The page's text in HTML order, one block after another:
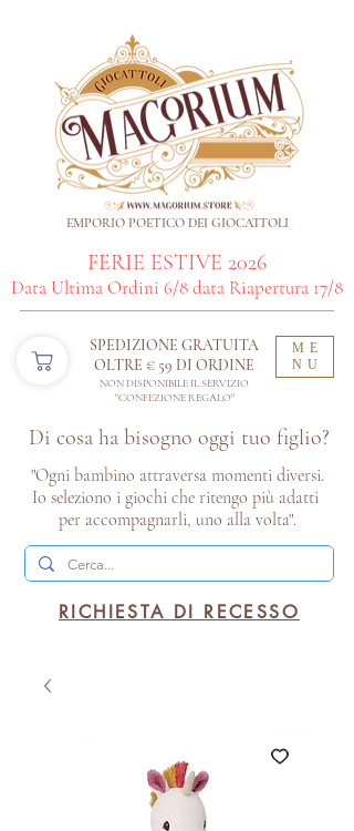
ME
NU
Di cosa ha bisogno oggi tuo figlio?
SPEDIZIONE GRATUITA
OLTRE € 59 DI ORDINE​
NON DISPONIBILE IL SERVIZIO
"CONFEZIONE REGALO"
"Ogni bambino attraversa momenti diversi.
Io seleziono i giochi che ritengo più adatti
per accompagnarli, uno alla volta".
EMPORIO POETICO DEI GIOCATTOLI
RICHIESTA DI RECESSO
FERIE ESTIVE 2026
Data Ultima Ordini 6/8 data Riapertura 17/8